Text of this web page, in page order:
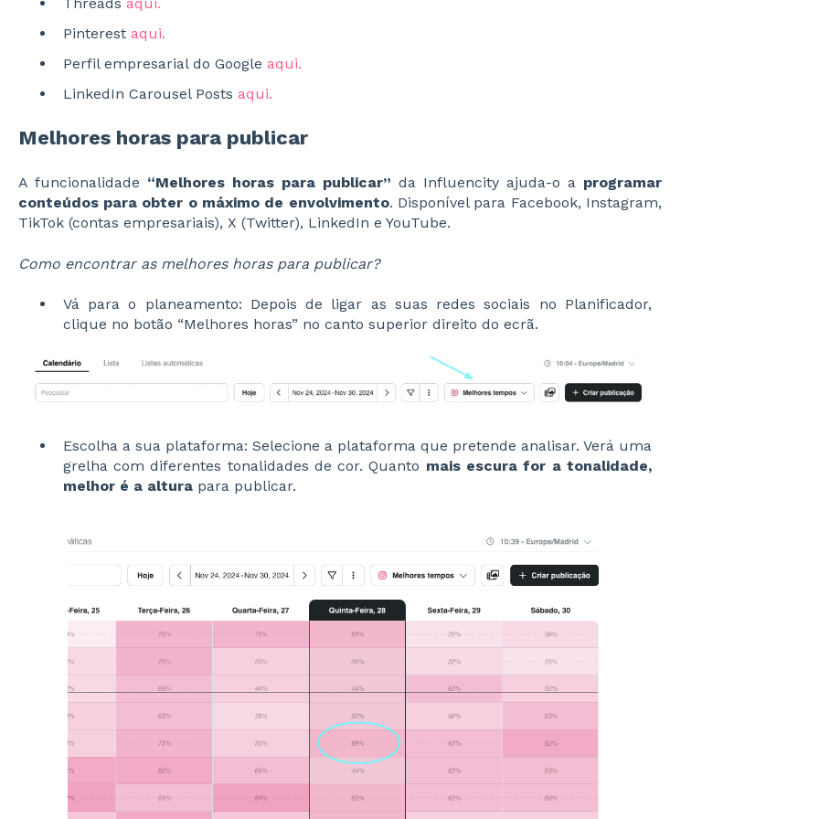
Pinterest aqui.
Perfil empresarial do Google aqui.
LinkedIn Carousel Posts aqui.
Melhores horas para publicar
A funcionalidade “Melhores horas para publicar” da Influencity ajuda-o a programar
conteúdos para obter o máximo de envolvimento. Disponível para Facebook, Instagram,
TikTok (contas empresariais), X (Twitter), LinkedIn e YouTube.
Como encontrar as melhores horas para publicar?
Vá para o planeamento: Depois de ligar as suas redes sociais no Planificador,
clique no botão “Melhores horas” no canto superior direito do ecrã.
Escolha a sua plataforma: Selecione a plataforma que pretende analisar. Verá uma
grelha com diferentes tonalidades de cor. Quanto mais escura for a tonalidade,
melhor é a altura para publicar.